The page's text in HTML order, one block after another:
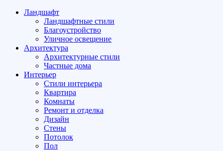
Ландшафт
Ландшафтные стили
Благоустройство
Уличное освещение
Архитектура
Архитектурные стили
Частные дома
Интерьер
Стили интерьера
Квартира
Комнаты
Ремонт и отделка
Дизайн
Стены
Потолок
Пол